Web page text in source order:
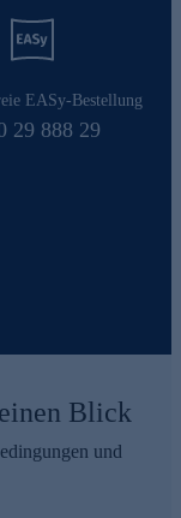
EASy-Bestellung
29 888 29
Blick
und